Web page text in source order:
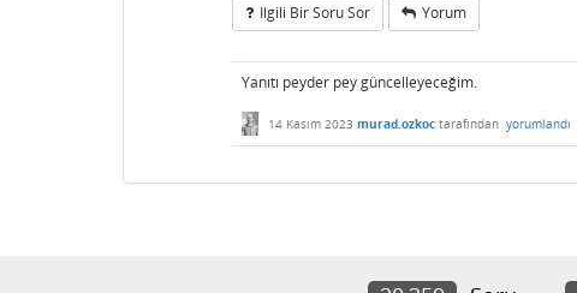
Ilgili Bir Soru Sor Yorum
Yanıtı peyder pey güncelleyeceğim.
14 Kasım 2023 murad.ozkoc tarafından yorumlandı